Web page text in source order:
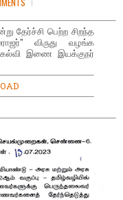
தேர்ச்சி பெற்ற சிறந்த
விருது வழங்க
கல்வி இணை இயக்குநர்